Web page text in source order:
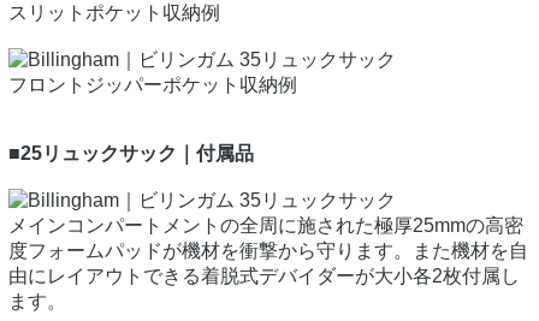
スリットポケット収納例
フロントジッパーポケット収納例
■25リュックサック｜付属品
メインコンパートメントの全周に施された極厚25mmの高密
度フォームパッドが機材を衝撃から守ります。また機材を自
由にレイアウトできる着脱式デバイダーが大小各2枚付属し
ます。